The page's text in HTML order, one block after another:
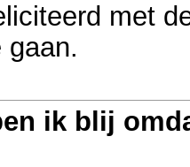
met
gaan.
ik blij